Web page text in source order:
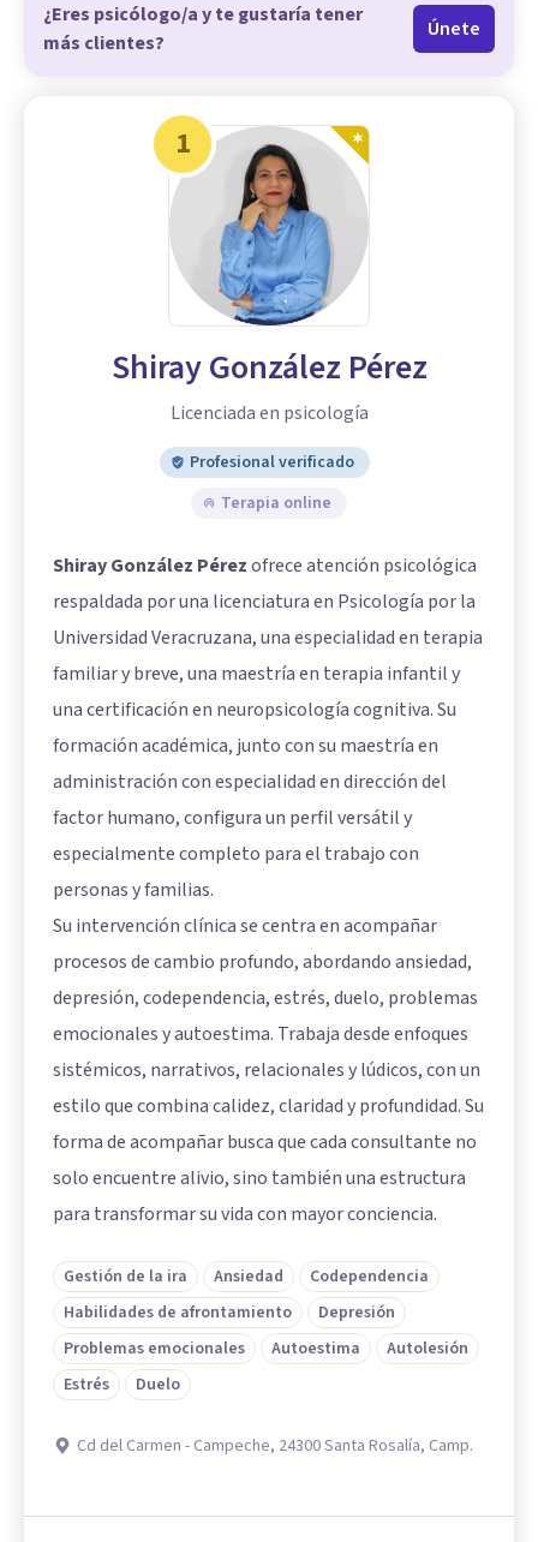
¿Eres psicólogo/a y te gustaría tener
más clientes?
Únete
1
Shiray González Pérez
Licenciada en psicología
Profesional verificado
Terapia online
Shiray González Pérezofrece atención psicológica
respaldada por una licenciatura en Psicología por la
Universidad Veracruzana, una especialidad en terapia
familiar y breve, una maestría en terapia infantil y
una certificación en neuropsicología cognitiva. Su
formación académica, junto con su maestría en
administración con especialidad en dirección del
factor humano, configura un perfil versátil y
especialmente completo para el trabajo con
personas y familias.
Su intervención clínica se centra en acompañar
procesos de cambio profundo, abordando ansiedad,
depresión, codependencia, estrés, duelo, problemas
emocionales y autoestima. Trabaja desde enfoques
sistémicos, narrativos, relacionales y lúdicos, con un
estilo que combina calidez, claridad y profundidad. Su
forma de acompañar busca que cada consultante no
solo encuentre alivio, sino también una estructura
para transformar su vida con mayor conciencia.
Gestión de la ira Ansiedad
Codependencia
Habilidades de afrontamiento
Depresión
Problemas emocionales
Autoestima
Autolesión
Estrés
Duelo
Cd del Carmen - Campeche, 24300 Santa Rosalía, Camp.